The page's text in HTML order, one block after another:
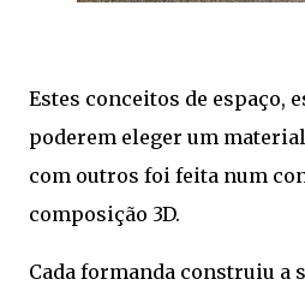
Estes conceitos de espaço,
poderem eleger um
com outros foi feita num
composição 3D.
Cada formanda construiu a